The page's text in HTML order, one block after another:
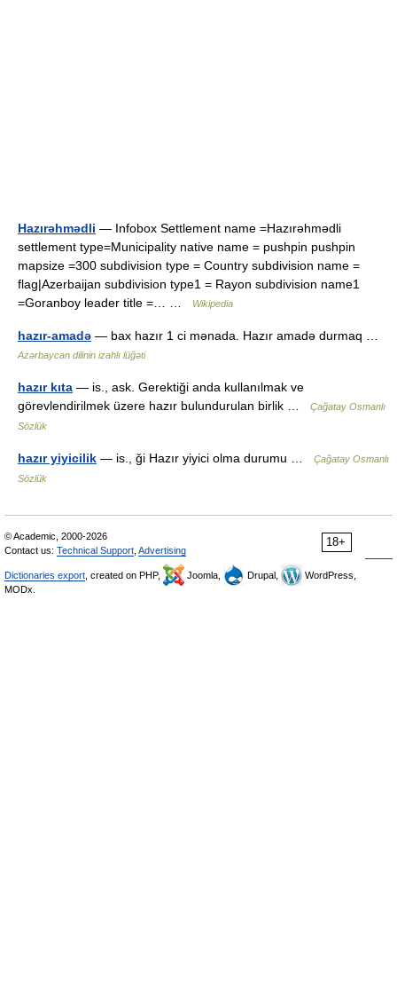
Hazırəhmədli — Infobox Settlement name =Hazırəhmədli
settlement type=Municipality native name = pushpin pushpin
mapsize =300 subdivision type = Country subdivision name =
flag|Azerbaijan subdivision type1 = Rayon subdivision name1
=Goranboy leader title =… …
Wikipedia
hazır-amadə — bax hazır 1 ci mənada. Hazır amadə durmaq …
Azərbaycan dilinin izahlı lüğəti
hazır kıta — is., ask. Gerektiği anda kullanılmak ve
görevlendirilmek üzere hazır bulundurulan birlik …
Çağatay Osmanlı
Sözlük
hazır yiyicilik — is., ği Hazır yiyici olma durumu …
Çağatay Osmanlı
Sözlük
18+
© Academic, 2000-2026
Contact us: Technical Support Advertising
Dictionaries export , created on PHP, Joomla, Drupal,
WordPress,
MODx.